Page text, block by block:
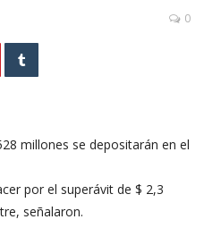
0
millones se depositarán en el
por el superávit de $ 2,3
señalaron.